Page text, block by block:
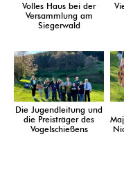
Volles Haus bei der
Versammlung am
Siegerwald
Die Jugendleitung und
die Preisträger des
Vogelschießens